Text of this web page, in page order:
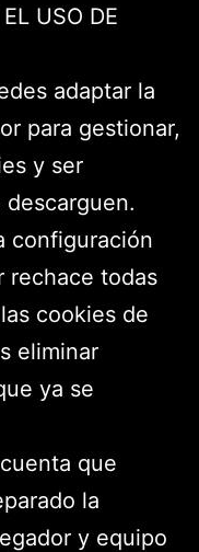
USO DE
adaptar la
para gestionar,
y ser
configuración
rechace todas
cookies de
eliminar
ya se
que
la
y equipo